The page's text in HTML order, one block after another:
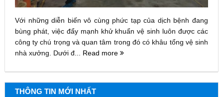
Với những diễn biến vô cùng phức tạp của dịch bệnh đang
bùng phát, việc đẩy mạnh khử khuẩn vệ sinh luôn được các
công ty chú trọng và quan tâm trong đó có khâu tổng vệ sinh
nhà xưởng. Dưới đ... Read more
THÔNG TIN MỚI NHẤT